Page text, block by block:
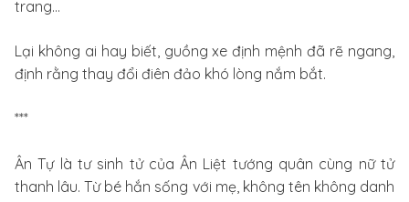
trang…
Lại không ai hay biết, guồng xe định mệnh đã rẽ ngang,
định rằng thay đổi điên đảo khó lòng nắm bắt.
***
Ân Tự là tư sinh tử của Ân Liệt tướng quân cùng nữ tử
thanh lâu. Từ bé hắn sống với mẹ, không tên không danh